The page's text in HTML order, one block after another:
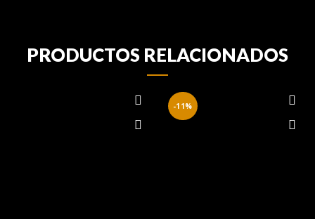
PRODUCTOS RELACIONADOS
-11%